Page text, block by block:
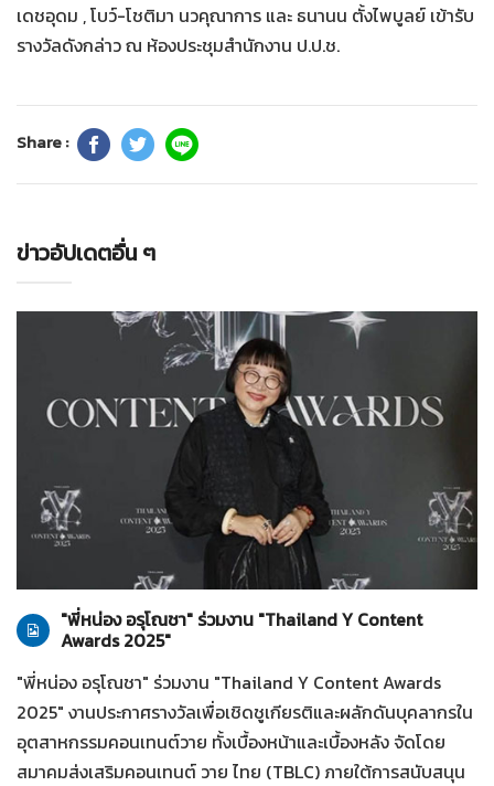
เดชอุดม , โบว์-โชติมา นวคุณาการ และ ธนานน ตั้งไพบูลย์ เข้ารับ
รางวัลดังกล่าว ณ ห้องประชุมสำนักงาน ป.ป.ช.
Share :
ข่าวอัปเดตอื่น ๆ
28-07-2569
"พี่หน่อง อรุโณชา" ร่วมงาน "Thailand Y Content
Awards 2025"
"พี่หน่อง อรุโณชา" ร่วมงาน "Thailand Y Content Awards
2025" งานประกาศรางวัลเพื่อเชิดชูเกียรติและผลักดันบุคลากรใน
อุตสาหกรรมคอนเทนต์วาย ทั้งเบื้องหน้าและเบื้องหลัง จัดโดย
สมาคมส่งเสริมคอนเทนต์ วาย ไทย (TBLC) ภายใต้การสนับสนุน